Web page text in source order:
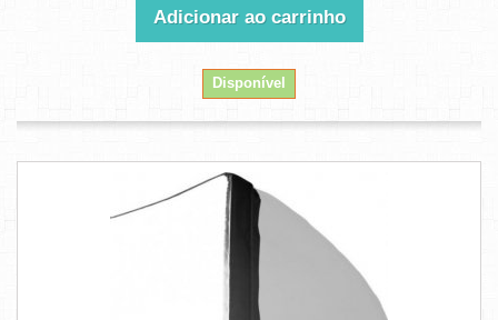
Adicionar ao carrinho
Disponível